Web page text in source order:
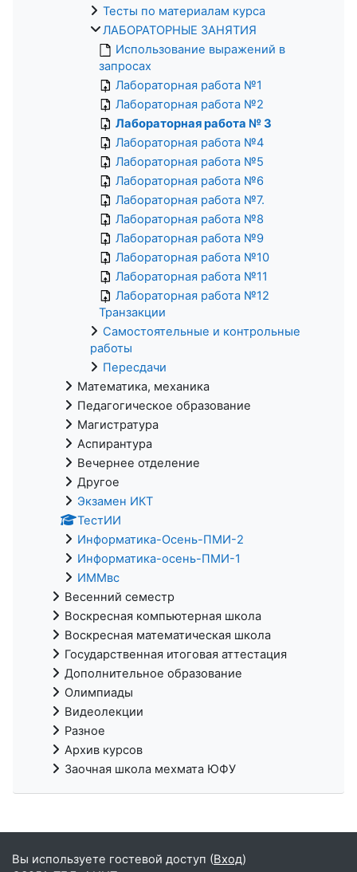
Тесты по материалам курса
ЛАБОРАТОРНЫЕ ЗАНЯТИЯ
Использование выражений в
запросах
Лабораторная работа №1
Лабораторная работа №2
Лабораторная работа № 3
Лабораторная работа №4
Лабораторная работа №5
Лабораторная работа №6
Лабораторная работа №7.
Лабораторная работа №8
Лабораторная работа №9
Лабораторная работа №10
Лабораторная работа №11
Лабораторная работа №12
Транзакции
Самостоятельные и контрольные
работы
Пересдачи
Математика, механика
Педагогическое образование
Магистратура
Аспирантура
Вечернее отделение
Другое
Экзамен ИКТ
ТестИИ
Информатика-Осень-ПМИ-2
Информатика-осень-ПМИ-1
ИММвс
Весенний семестр
Воскресная компьютерная школа
Воскресная математическая школа
Государственная итоговая аттестация
Дополнительное образование
Олимпиады
Видеолекции
Разное
Архив курсов
Заочная школа мехмата ЮФУ
Вы используете гостевой доступ (Вход)